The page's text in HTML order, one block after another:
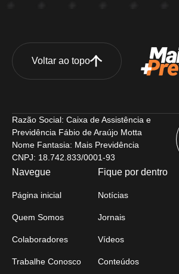
Voltar ao topo
Razão Social: Caixa de Assistência e
Previdência Fábio de Araújo Motta
Nome Fantasia: Mais Previdência
CNPJ: 18.742.833/0001-93
Navegue
Página inicial
Quem Somos
Colaboradores
Trabalhe Conosco
Fique por dentro
Notícias
Jornais
Vídeos
Conteúdos